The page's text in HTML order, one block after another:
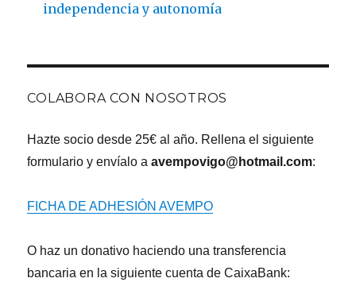
independencia y autonomía
COLABORA CON NOSOTROS
Hazte socio desde 25€ al año. Rellena el siguiente
formulario y envíalo aavempovigo@hotmail.com:
FICHA DE ADHESIÓN AVEMPO
O haz un donativo haciendo una transferencia
bancaria en la siguiente cuenta de CaixaBank: